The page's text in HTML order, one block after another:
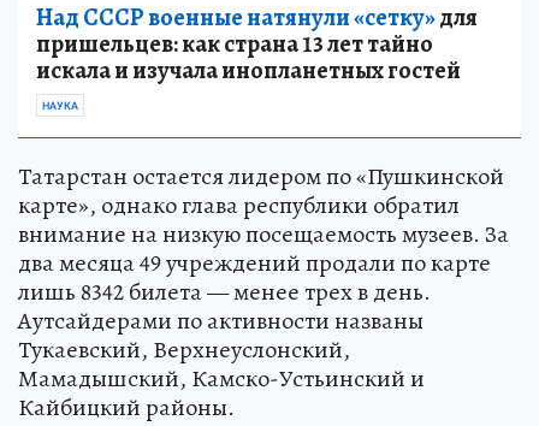
Над СССР военные натянули «сетку»для
пришельцев: как страна 13 лет тайно
искала и изучала инопланетных гостей
НАУКА
Татарстан остается лидером по «Пушкинской
карте», однако глава республики обратил
внимание на низкую посещаемость музеев. За
два месяца 49 учреждений продали по карте
лишь 8342 билета — менее трех в день.
Аутсайдерами по активности названы
Тукаевский, Верхнеуслонский,
Мамадышский, Камско-Устьинский и
Кайбицкий районы.